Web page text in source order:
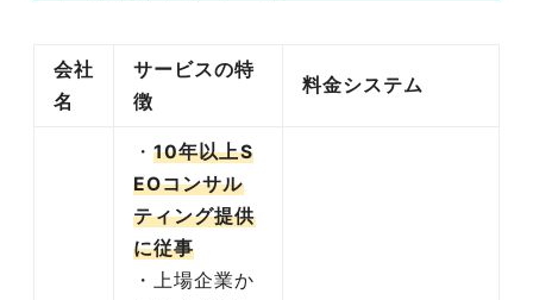
会社
名
サービスの特
徴
料金システム
・ 10年以上S
EOコンサル
ティング提供
に従事
・上場企業か